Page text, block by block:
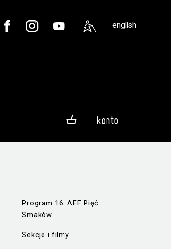
english
konto
Program 16. AFF Pięć
Smaków
Sekcje i filmy